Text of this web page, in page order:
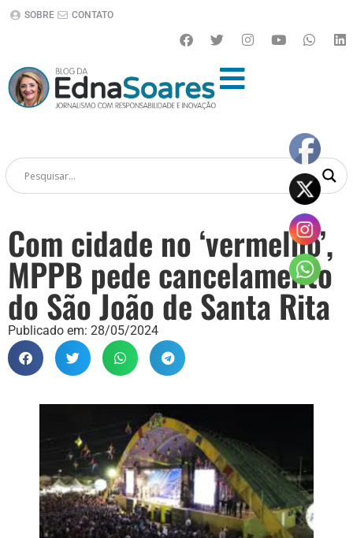
SOBRE CONTATO
Com cidade no ‘vermelho’,
MPPB pede cancelamento
do São João de Santa Rita
Publicado em: 28/05/2024